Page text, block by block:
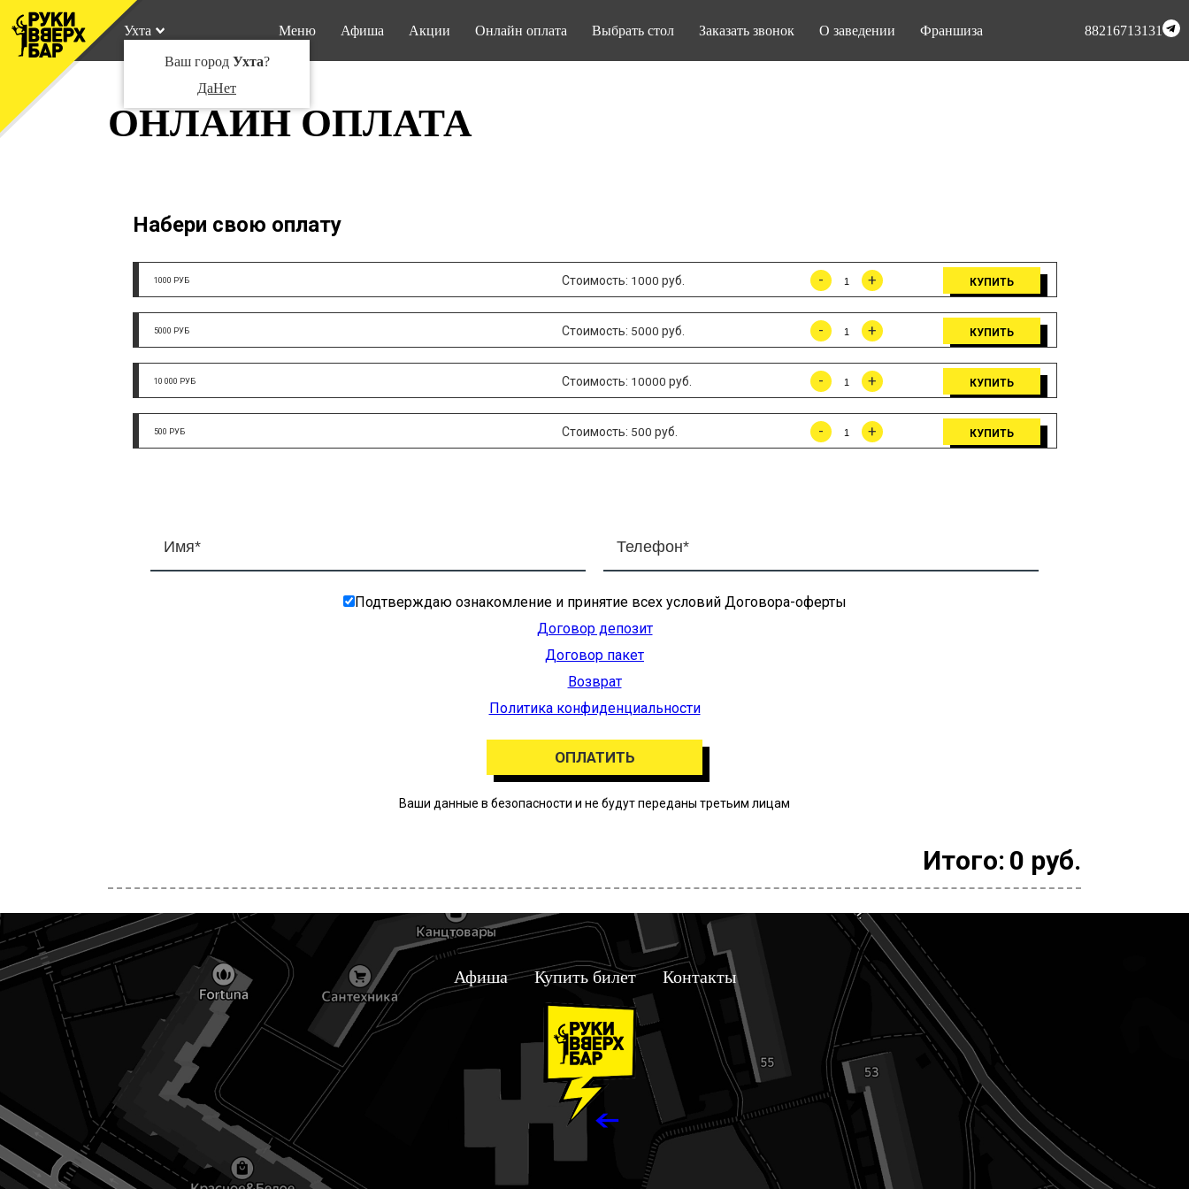
Ухта
Ваш город Ухта?
ДаНет
Меню Афиша Акции Онлайн оплата Выбрать стол Заказать звонок О заведении Франшиза 88216713131
ОНЛАЙН ОПЛАТА
Набери свою оплату
1000 РУБ Стоимость: 1000 руб. - + КУПИТЬ
5000 РУБ Стоимость: 5000 руб. - + КУПИТЬ
10 000 РУБ Стоимость: 10000 руб. - + КУПИТЬ
500 РУБ Стоимость: 500 руб. - + КУПИТЬ
Подтверждаю ознакомление и принятие всех условий Договора-оферты
Договор депозит
Договор пакет
Возврат
Политика конфиденциальности
Ваши данные в безопасности и не будут переданы третьим лицам
Итого: 0 руб.
Афиша Купить билет Контакты